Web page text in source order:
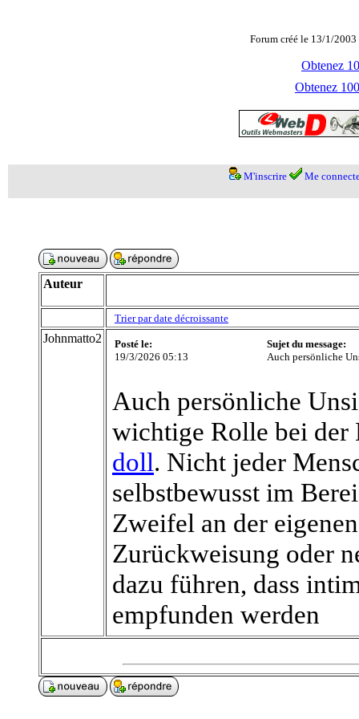
Forum créé le 13/1/
Obtenez
Obtenez
M'inscrire Me
Auteur
Trier par date décroissante
Johnmatto2
Posté le:
19/3/2026 05:13
Sujet du message:
Auch persönliche
Auch persönliche
wichtige Rolle bei
doll. Nicht jeder
selbstbewusst im
Zweifel an der
Zurückweisung oder
dazu führen, dass
empfunden werden